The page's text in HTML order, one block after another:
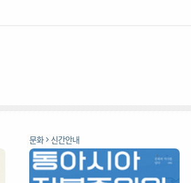
문화 신간안내